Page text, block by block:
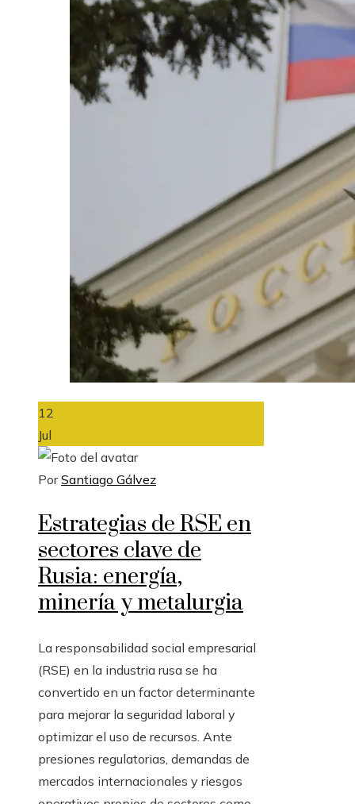
12
Jul
PorSantiago Gálvez
Estrategias de RSE en
sectores clave de
Rusia: energía,
minería y metalurgia
La responsabilidad social empresarial
(RSE) en la industria rusa se ha
convertido en un factor determinante
para mejorar la seguridad laboral y
optimizar el uso de recursos. Ante
presiones regulatorias, demandas de
mercados internacionales y riesgos